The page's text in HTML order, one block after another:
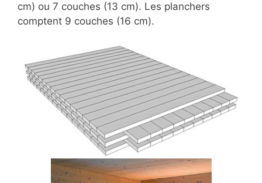
cm) ou 7 couches (13 cm). Les planchers
comptent 9 couches (16 cm).